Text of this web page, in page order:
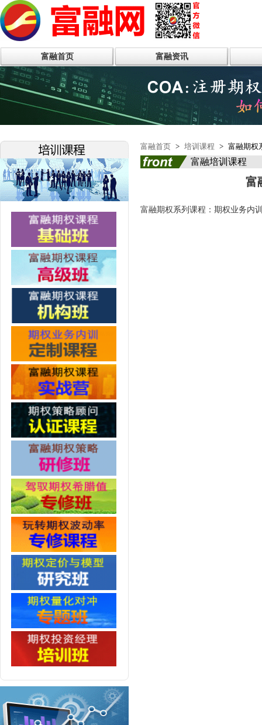
富融首页 富融资讯
富融首页 > 培训课程 > 富融期权
富融培训课程
富
富融期权系列课程：期权业务内